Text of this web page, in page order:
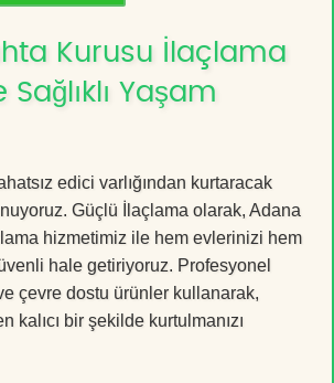
Kurusu İlaçlama
Sağlıklı Yaşam
edici varlığından kurtaracak
Güçlü İlaçlama olarak, Adana
hizmetimiz ile hem evlerinizi hem
hale getiriyoruz. Profesyonel
çevre dostu ürünler kullanarak,
kalıcı bir şekilde kurtulmanızı